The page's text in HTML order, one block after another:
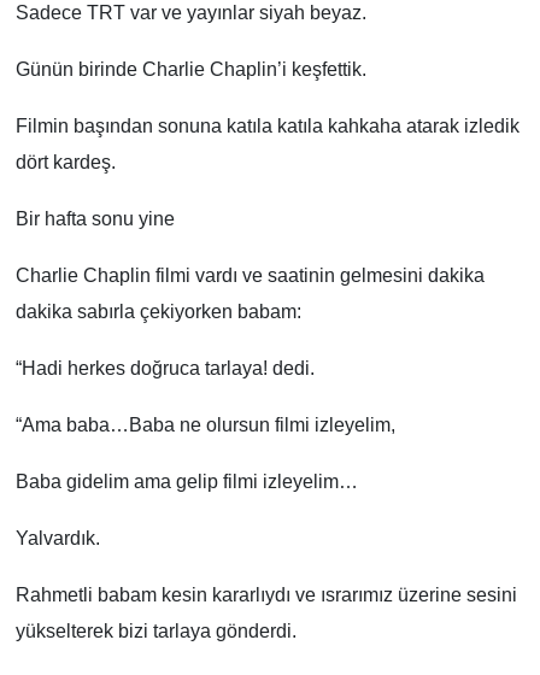
Sadece TRT var ve yayınlar siyah beyaz.
Günün birinde Charlie Chaplin’i keşfettik.
Filmin başından sonuna katıla katıla kahkaha atarak izledik
dört kardeş.
Bir hafta sonu yine
Charlie Chaplin filmi vardı ve saatinin gelmesini dakika
dakika sabırla çekiyorken babam:
“Hadi herkes doğruca tarlaya! dedi.
“Ama baba…Baba ne olursun filmi izleyelim,
Baba gidelim ama gelip filmi izleyelim…
Yalvardık.
Rahmetli babam kesin kararlıydı ve ısrarımız üzerine sesini
yükselterek bizi tarlaya gönderdi.